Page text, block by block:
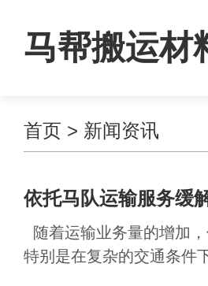
马帮搬运材
首页 > 新闻资讯
依托马队运输服务缓
随着运输业务量的增加
特别是在复杂的交通条件